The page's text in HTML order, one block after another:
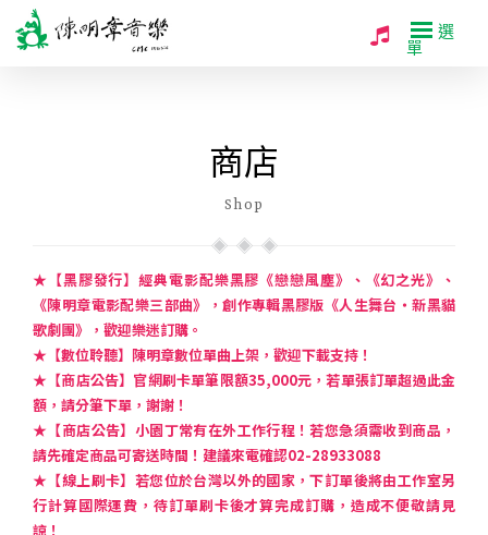
選
單
商店
Shop
★【黑膠發行】經典電影配樂黑膠《戀戀風塵》、《幻之光》、
《陳明章電影配樂三部曲》，創作專輯黑膠版《人生舞台・新黑貓
歌劇團》，歡迎樂迷訂購。
★【數位聆聽】陳明章數位單曲上架，歡迎下載支持！
★【商店公告】官網刷卡單筆限額35,000元，若單張訂單超過此金
額，請分筆下單，謝謝！
★【商店公告】小園丁常有在外工作行程！若您急須需收到商品，
請先確定商品可寄送時間！建議來電確認02-28933088
★【線上刷卡】若您位於台灣以外的國家，下訂單後將由工作室另
行計算國際運費，待訂單刷卡後才算完成訂購，造成不便敬請見
諒！